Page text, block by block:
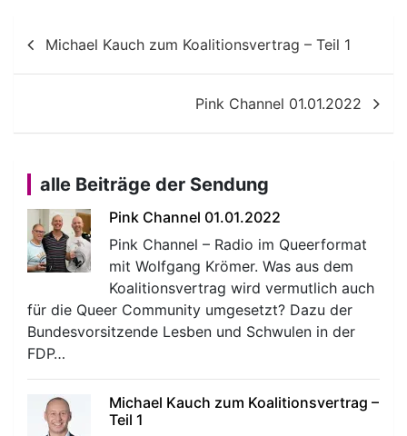
Beitragsnavigation
Michael Kauch zum Koalitionsvertrag – Teil 1
Pink Channel 01.01.2022
alle Beiträge der Sendung
Pink Channel 01.01.2022
Pink Channel – Radio im Queerformat
mit Wolfgang Krömer. Was aus dem
Koalitionsvertrag wird vermutlich auch
für die Queer Community umgesetzt? Dazu der
Bundesvorsitzende Lesben und Schwulen in der
FDP…
Michael Kauch zum Koalitionsvertrag –
Teil 1